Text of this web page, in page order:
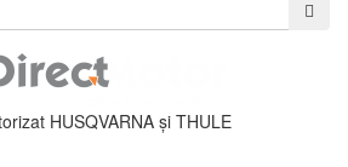
HUSQVARNA și THULE